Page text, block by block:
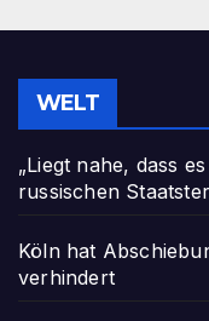
WELT
„Liegt nahe, dass
russischen
Köln hat
verhindert